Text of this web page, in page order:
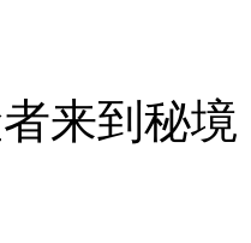
来到秘